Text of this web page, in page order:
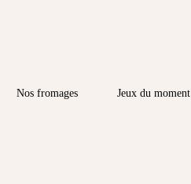
Nos fromages Jeux du moment